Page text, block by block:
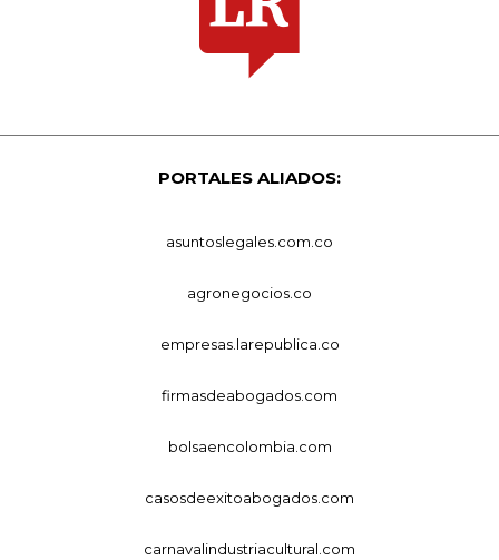
PORTALES ALIADOS:
asuntoslegales.com.co
agronegocios.co
empresas.larepublica.co
firmasdeabogados.com
bolsaencolombia.com
casosdeexitoabogados.com
carnavalindustriacultural.com